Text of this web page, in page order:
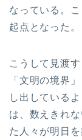
なっている。
起点となった。
こうして見渡
「文明の境界
し出している
は、数えきれ
た人々が明日を